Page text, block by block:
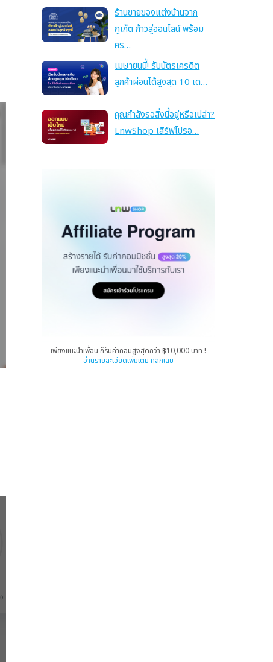
ร้านขายของแต่งบ้านจาก
ภูเก็ต ก้าวสู่ออนไลน์ พร้อม
คร…
เมษายนนี้! รับบัตรเครดิต
ลูกค้าผ่อนได้สูงสุด 10 เด…
คุณกำลังรอสิ่งนี้อยู่หรือเปล่า?
LnwShop เสิร์ฟโปรอ…
เพียงแนะนำเพื่อน ก็รับค่าคอมสูงสุดกว่า ฿10,000 บาท !
อ่านรายละเอียดเพิ่มเติม คลิกเลย